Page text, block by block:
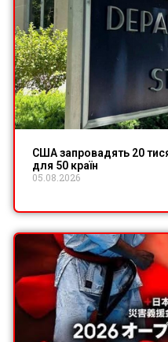
США запровадять 20
для 50 країн
05.08.2026